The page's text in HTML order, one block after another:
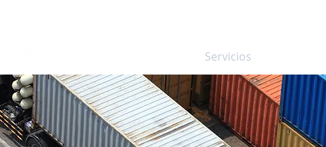
Servicios